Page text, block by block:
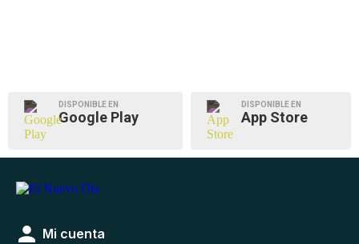
DISPONIBLE EN
Google Play
DISPONIBLE EN
App Store
Mi cuenta